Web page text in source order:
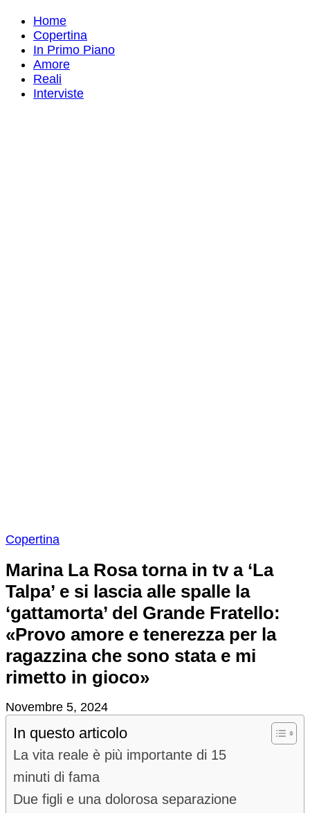
Home
Copertina
In Primo Piano
Amore
Reali
Interviste
Copertina
Marina La Rosa torna in tv a ‘La
Talpa’ e si lascia alle spalle la
‘gattamorta’ del Grande Fratello:
«Provo amore e tenerezza per la
ragazzina che sono stata e mi
rimetto in gioco»
Novembre 5, 2024
In questo articolo
La vita reale è più importante di 15
minuti di fama
Due figli e una dolorosa separazione